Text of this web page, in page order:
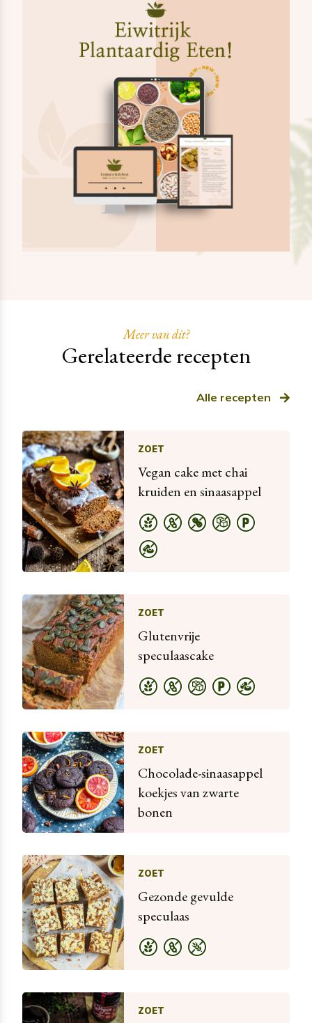
Meer van dit?
Gerelateerde recepten
Alle recepten
ZOET
Vegan cake met chai
kruiden en sinaasappel
ZOET
Glutenvrije
speculaascake
ZOET
Chocolade-sinaasappel
koekjes van zwarte
bonen
ZOET
Gezonde gevulde
speculaas
ZOET